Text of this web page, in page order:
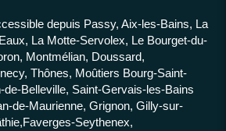
depuis Passy, Aix-les-Bains, La
La Motte-Servolex, Le Bourget-du-
Montmélian, Doussard,
Thônes, Moûtiers Bourg-Saint-
de-Belleville, Saint-Gervais-les-Bains
de-Maurienne, Grignon, Gilly-sur-
Seythenex,